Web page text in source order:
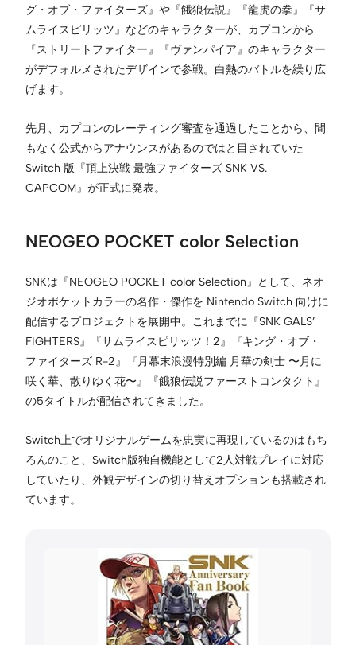
グ・オブ・ファイターズ』や『餓狼伝説』『龍虎の拳』『サ
ムライスピリッツ』などのキャラクターが、カプコンから
『ストリートファイター』『ヴァンパイア』のキャラクター
がデフォルメされたデザインで参戦。白熱のバトルを繰り広
げます。
先月、カプコンのレーティング審査を通過したことから、間
もなく公式からアナウンスがあるのではと目されていた
Switch 版『頂上決戦 最強ファイターズ SNK VS.
CAPCOM』が正式に発表。
NEOGEO POCKET color Selection
SNKは『NEOGEO POCKET color Selection』として、ネオ
ジオポケットカラーの名作・傑作を Nintendo Switch 向けに
配信するプロジェクトを展開中。これまでに『SNK GALS’
FIGHTERS』『サムライスピリッツ！2』『キング・オブ・
ファイターズ R-2』『月幕末浪漫特別編 月華の剣士 〜月に
咲く華、散りゆく花〜』『餓狼伝説ファーストコンタクト』
の5タイトルが配信されてきました。
Switch上でオリジナルゲームを忠実に再現しているのはもち
ろんのこと、Switch版独自機能として2人対戦プレイに対応
していたり、外観デザインの切り替えオプションも搭載され
ています。